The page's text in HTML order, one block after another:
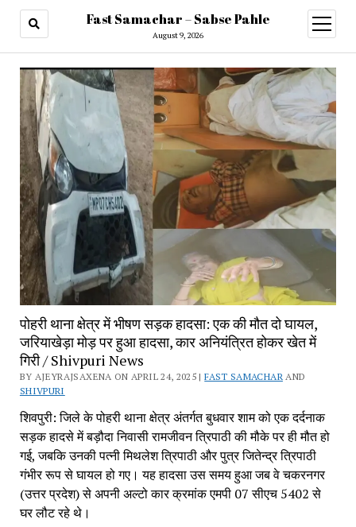
Fast Samachar – Sabse Pahle
August 9, 2026
open
menu
पोहरी थाना क्षेत्र में भीषण सड़क हादसा: एक की मौत दो घायल,
जरियाखेड़ा मोड़ पर हुआ हादसा, कार अनियंत्रित होकर खेत में
गिरी / Shivpuri News
BY AJEYRAJSAXENA ON APRIL 24, 2025 |FAST SAMACHAR AND
SHIVPURI
शिवपुरी: जिले के पोहरी थाना क्षेत्र अंतर्गत बुधवार शाम को एक दर्दनाक
सड़क हादसे में बड़ौदा निवासी रामजीवन त्रिपाठी की मौके पर ही मौत हो
गई, जबकि उनकी पत्नी मिथलेश त्रिपाठी और पुत्र जितेन्द्र त्रिपाठी
गंभीर रूप से घायल हो गए। यह हादसा उस समय हुआ जब वे चकरनगर
(उत्तर प्रदेश) से अपनी अल्टो कार क्रमांक एमपी 07 सीएच 5402 से
घर लौट रहे थे।